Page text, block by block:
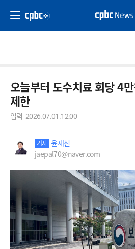
오늘부터 도수치료 회당 4
제한
입력 2026.07.01.12:00
기자 윤재선
jaepal70@naver.com